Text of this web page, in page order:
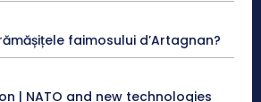
faimosului d’Artagnan?
| NATO and new technologies